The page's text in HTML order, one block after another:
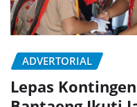
ADVERTORIAL
Lepas Kontingen